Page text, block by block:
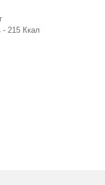
- 215 Ккал